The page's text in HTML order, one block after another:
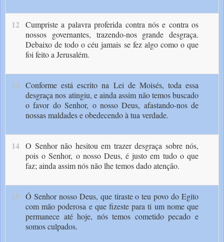
12 Cumpriste a palavra proferida contra nós e contra os
nossos governantes, trazendo-nos grande desgraça.
Debaixo de todo o céu jamais se fez algo como o que
foi feito a Jerusalém.
13
Conforme está escrito na Lei de Moisés, toda essa
desgraça nos atingiu, e ainda assim não temos buscado
o favor do Senhor, o nosso Deus, afastando-nos de
nossas maldades e obedecendo à tua verdade.
14 O Senhor não hesitou em trazer desgraça sobre nós,
pois o Senhor, o nosso Deus, é justo em tudo o que
faz; ainda assim nós não lhe temos dado atenção.
15
Ó Senhor nosso Deus, que tiraste o teu povo do Egito
com mão poderosa e que fizeste para ti um nome que
permanece até hoje, nós temos cometido pecado e
somos culpados.